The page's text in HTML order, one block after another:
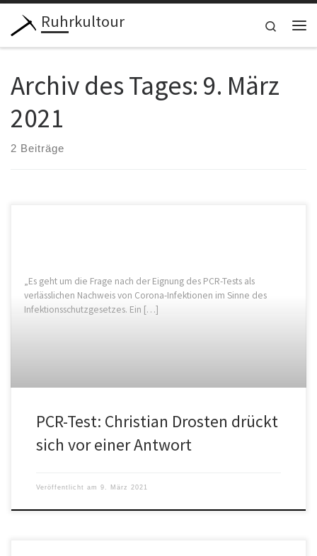
Zum Inhalt springen
Ruhrkultour
Search
Archiv des Tages: 9. März
2021
2 Beiträge
„Es geht um die Frage nach der Eignung des PCR-Tests als
verlässlichen Nachweis von Corona-Infektionen im Sinne des
Infektionsschutzgesetzes. Ein […]
PCR-Test: Christian Drosten drückt
sich vor einer Antwort
Veröffentlicht am 9. März 2021